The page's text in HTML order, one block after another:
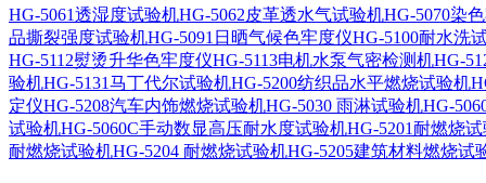
HG-5061透湿度试验机HG-5062皮革透水气试验机HG-5070染
品撕裂强度试验机HG-5091日晒气候色牢度仪HG-5100耐水洗
HG-5112熨烫升华色牢度仪HG-5113电机水泵气密检测机HG-
验机HG-5131马丁代尔试验机HG-5200纺织品水平燃烧试验机
定仪HG-5208汽车内饰燃烧试验机HG-5030 雨淋试验机HG-
试验机HG-5060C手动数显高压耐水度试验机HG-5201耐燃烧
耐燃烧试验机HG-5204 耐燃烧试验机HG-5205建筑材料燃烧试